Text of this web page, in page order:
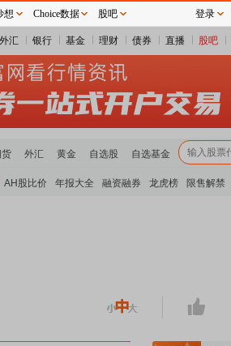
外汇 银行 基金 理财 债券 直播 股吧
外汇 黄金 自选股 自选基金
AH股比价 年报大全 融资融券 龙虎榜 限售解禁
想 Choice数据 股吧 登录